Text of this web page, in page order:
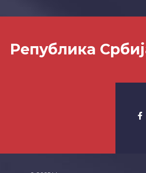
Република